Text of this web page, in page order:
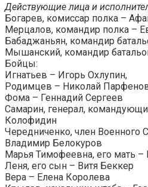
Действующие лица и
Богарев, комиссар полка –
Мерцалов, командир полка –
Бабаджаньян, командир
Мышанский, командир
Бойцы:
Игнатьев – Игорь Охлупин,
Родимцев – Николай
Фома – Геннадий Сергеев
Самарин, генерал,
Колофидин
Чередниченко, член Военного
Владимир Белокуров
Марья Тимофеевна, его мать –
Леня, его сын – Витя Беккер
Вера – Елена Королева